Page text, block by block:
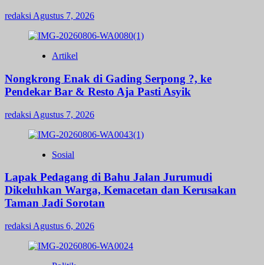
redaksi Agustus 7, 2026
Artikel
Nongkrong Enak di Gading Serpong ?, ke
Pendekar Bar & Resto Aja Pasti Asyik
redaksi Agustus 7, 2026
Sosial
Lapak Pedagang di Bahu Jalan Jurumudi
Dikeluhkan Warga, Kemacetan dan Kerusakan
Taman Jadi Sorotan
redaksi Agustus 6, 2026